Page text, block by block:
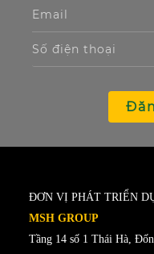
ĐƠN VỊ PHÁT TRIỂN
MSH GROUP
Tầng 14 số 1 Thái Hà,